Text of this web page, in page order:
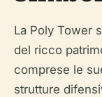
La Poly Tower
del ricco
comprese le
strutture